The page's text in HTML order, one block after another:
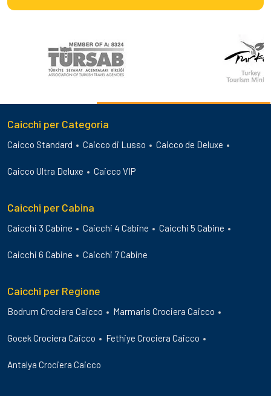
Caicchi per Categoria
Caicco Standard Caicco di Lusso Caicco de Deluxe
Caicco Ultra Deluxe Caicco VIP
Caicchi per Cabina
Caicchi 3 Cabine Caicchi 4 Cabine Caicchi 5 Cabine
Caicchi 6 Cabine Caicchi 7 Cabine
Caicchi per Regione
Bodrum Crociera Caicco Marmaris Crociera Caicco
Gocek Crociera Caicco Fethiye Crociera Caicco
Antalya Crociera Caicco